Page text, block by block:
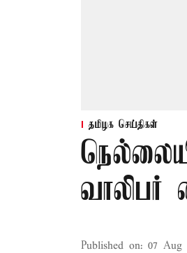
தமிழக செய்திகள்
வாலிபர்
Published on: 07 Aug